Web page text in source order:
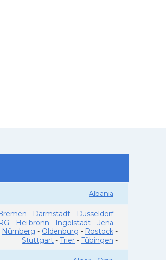
Albania -
- Darmstadt - Düsseldorf-
- Heilbronn - Ingolstadt - Jena -
Nürnberg - Oldenburg - Rostock -
Stuttgart - Trier - Tübingen -